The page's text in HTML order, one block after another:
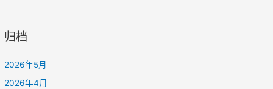
归档
2026年5月
2026年4月